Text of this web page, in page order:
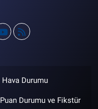
Hava Durumu
Puan Durumu ve Fikstür